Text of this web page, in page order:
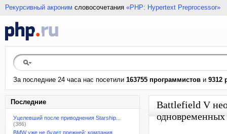
Рекурсивный акроним словосочетания «PHP: Hypertext Preprocessor»
За последние 24 часа нас посетили 163755 программистов и 9312
Последние
Уцелевший после приводнения Starship...
(386)
BMW уже не будет прежней: компания
Battlefield V
одновременных